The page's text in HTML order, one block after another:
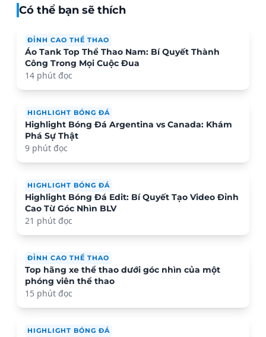
Có thể bạn sẽ thích
ĐỈNH CAO THỂ THAO
Áo Tank Top Thể Thao Nam: Bí Quyết Thành
Công Trong Mọi Cuộc Đua
14 phút đọc
HIGHLIGHT BÓNG ĐÁ
Highlight Bóng Đá Argentina vs Canada: Khám
Phá Sự Thật
9 phút đọc
HIGHLIGHT BÓNG ĐÁ
Highlight Bóng Đá Edit: Bí Quyết Tạo Video Đỉnh
Cao Từ Góc Nhìn BLV
21 phút đọc
ĐỈNH CAO THỂ THAO
Top hãng xe thể thao dưới góc nhìn của một
phóng viên thể thao
15 phút đọc
HIGHLIGHT BÓNG ĐÁ